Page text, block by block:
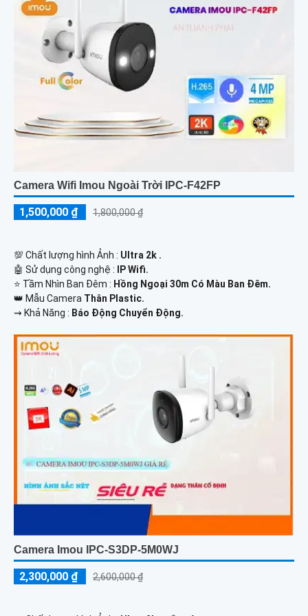
Camera Wifi Imou Ngoài Trời IPC-F42FP
1,500,000 ₫ 1,800,000 ₫
💯 Chất lượng hình Ảnh : Ultra 2k .
🤖️ Sử dụng công nghệ :
IP Wifi.
⭐ Tầm Nhìn Ban Đêm : Hồng Ngoại 30m Có Màu Ban Đêm.
👑 Mẫu Camera Thân Plastic.
️⇝ Khả Năng : Báo Động Chuyển Động.
Camera Imou IPC-S3DP-5M0WJ
2,300,000 ₫ 2,600,000 ₫